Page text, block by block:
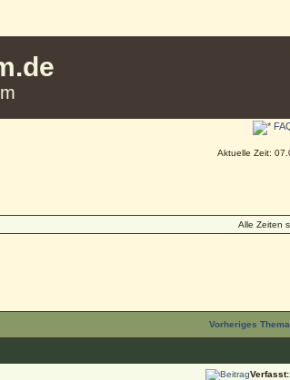
Aktuelle Zeit:
Alle Zeiten
Vorheriges Thema
Verfasst: